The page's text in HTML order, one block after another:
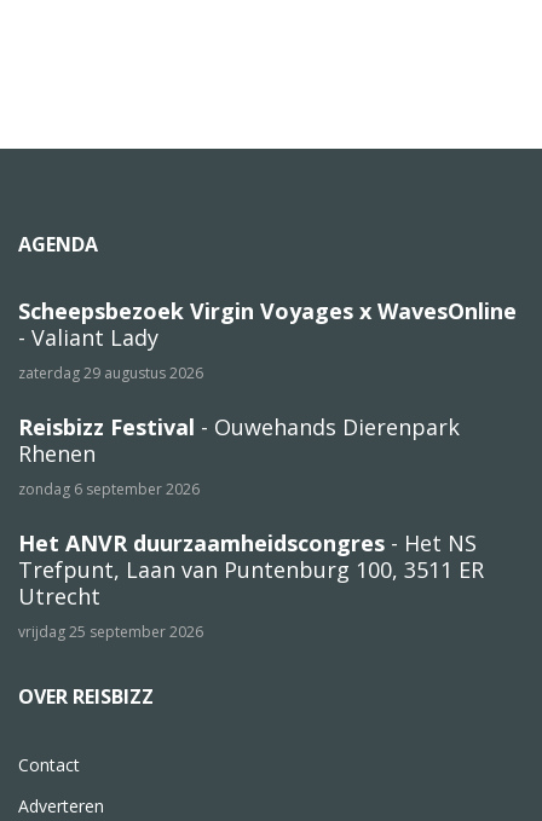
AGENDA
Scheepsbezoek Virgin Voyages x WavesOnline
- Valiant Lady
zaterdag 29 augustus 2026
Reisbizz Festival - Ouwehands Dierenpark
Rhenen
zondag 6 september 2026
Het ANVR duurzaamheidscongres - Het NS
Trefpunt, Laan van Puntenburg 100, 3511 ER
Utrecht
vrijdag 25 september 2026
OVER REISBIZZ
Contact
Adverteren